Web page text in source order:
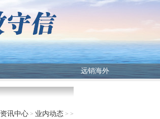
远销海外
资讯中心> 业内动态 > >